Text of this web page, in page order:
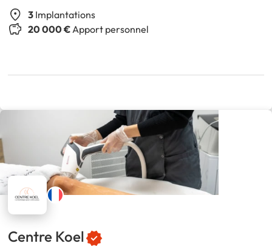
3 Implantations
20 000 € Apport personnel
Centre Koel